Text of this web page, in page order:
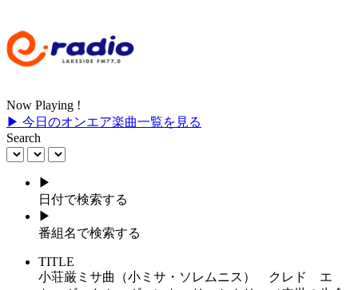
Now Playing !
▶ 今日のオンエア楽曲一覧を見る
Search
▶
日付で検索する
▶
番組名で検索する
TITLE
小荘厳ミサ曲（小ミサ・ソレムニス） クレド エ